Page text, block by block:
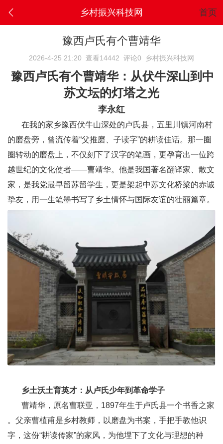
乡村振兴科技网 首页
豫西卢氏有个曹靖华
2026-4-25 21:20 查看14442 评论0 乡村振兴科技网
豫西卢氏有个曹靖华：从伏牛深山到中
苏文坛的灯塔之光
李永红
在我的家乡豫西伏牛山深处的卢氏县，五里川镇河南村
的磨盘旁，曾流传着“父推磨、子读字”的耕读佳话。那一圈
圈转动的磨盘上，不仅刻下了汉字的笔画，更孕育出一位跨
越世纪的文化使者——曹靖华。他是我国著名翻译家、散文
家，是我党最早留苏留学生，更是架起中苏文化桥梁的赤诚
挚友，用一生笔墨书写了乡土情怀与国际友谊的壮丽篇章。
乡土沃土育英才：从卢氏少年到革命学子
曹靖华，原名曹联亚，1897年生于卢氏县一个书香之家
。父亲曹植甫是乡村教师，以磨盘为书案，手把手教他识
字，这份“耕读传家”的家风，为他埋下了文化与理想的种